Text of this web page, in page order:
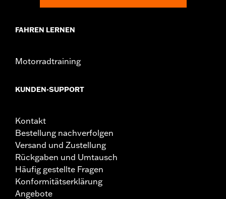
FAHREN LERNEN
Motorradtraining
KUNDEN-SUPPORT
Kontakt
Bestellung nachverfolgen
Versand und Zustellung
Rückgaben und Umtausch
Häufig gestellte Fragen
Konformitätserklärung
Angebote